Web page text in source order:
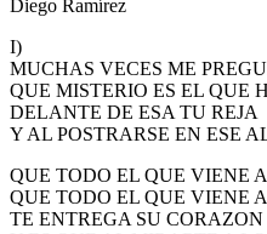
Diego Ramírez
I)
MUCHAS VECES ME
QUE MISTERIO ES EL QUE
DELANTE DE ESA TU REJA
Y AL POSTRARSE EN ESE
QUE TODO EL QUE VIENE
QUE TODO EL QUE VIENE
TE ENTREGA SU CORAZON
Historia de la Virgen del Rocío
¿Cuándo es la romería del
¿Cuántas hermandades